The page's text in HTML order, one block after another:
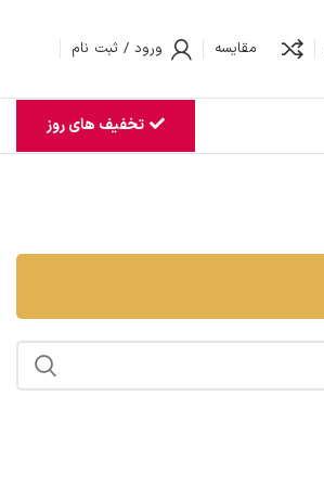
مقایسه ورود / ثبت نام
تخفیف های روز